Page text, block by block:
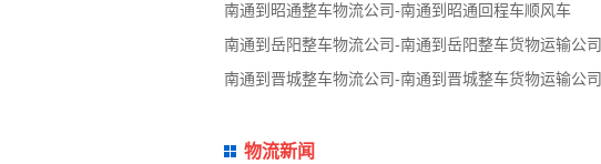
南通到昭通整车物流公司-南通到昭通回程车顺风车
南通到岳阳整车物流公司-南通到岳阳整车货物运输公司
南通到晋城整车物流公司-南通到晋城整车货物运输公司
物流新闻